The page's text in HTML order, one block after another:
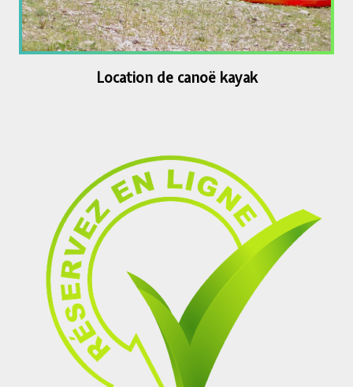
Location de canoë kayak